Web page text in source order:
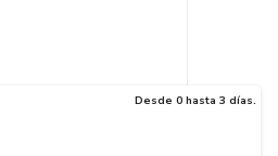
Desde 0 hasta 3 días.